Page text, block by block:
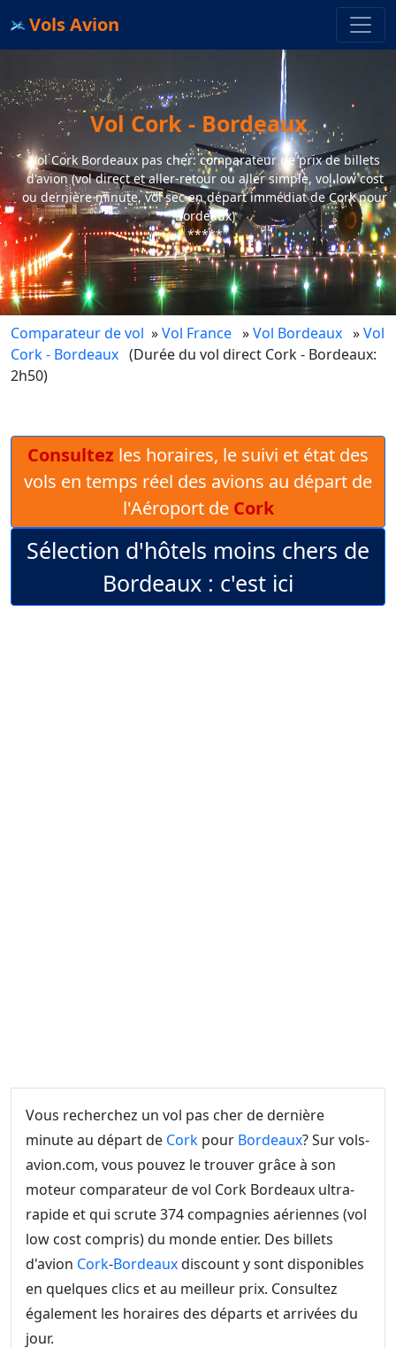
Vols Avion
Vol Cork - Bordeaux
Vol Cork Bordeaux pas cher: comparateur de prix de billets
d'avion (vol direct et aller-retour ou aller simple, vol low cost
ou dernière minute, vol sec en départ immédiat de Cork pour
Bordeaux)
*****
Comparateur de vol »Vol France »Vol Bordeaux »Vol
Cork - Bordeaux (Durée du vol direct Cork - Bordeaux:
2h50)
Consultez les horaires, le suivi et état des
vols en temps réel des avions au départ de
l'Aéroport de Cork
Sélection d'hôtels moins chers de
Bordeaux : c'est ici
Vous recherchez un vol pas cher de dernière
minute au départ de Cork pour Bordeaux? Sur vols-
avion.com, vous pouvez le trouver grâce à son
moteur comparateur de vol Cork Bordeaux ultra-
rapide et qui scrute 374 compagnies aériennes (vol
low cost compris) du monde entier. Des billets
d'avion Cork-Bordeauxdiscount y sont disponibles
en quelques clics et au meilleur prix. Consultez
également les horaires des départs et arrivées du
jour.